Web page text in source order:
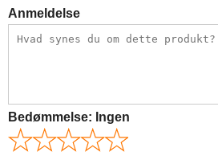
Anmeldelse
Bedømmelse: Ingen